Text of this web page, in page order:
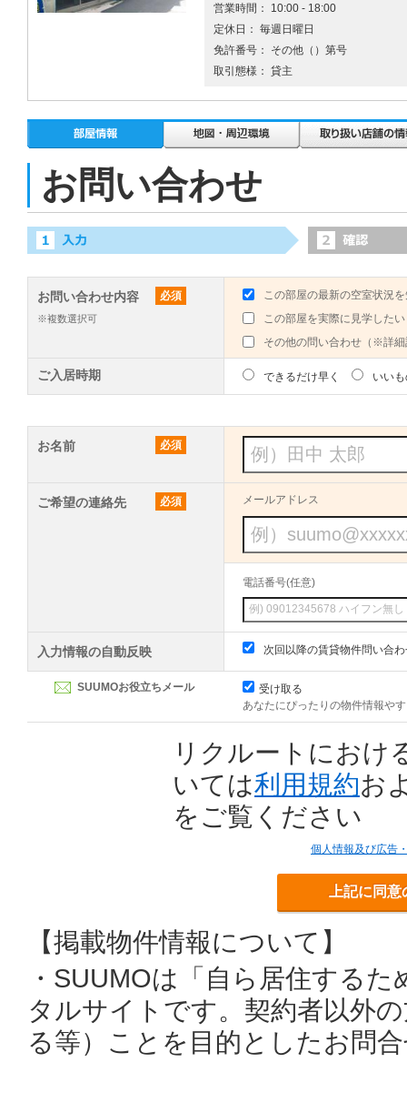
営業時間： 10:00 - 18:00
定休日： 毎週日曜日
免許番号： その他（）第号
取引態様： 貸主
お問い合わせ
お問い合わせ内容 必須
※複数選択可
この部屋の最新の空室状況
この部屋を実際に見学したい
その他の問い合わせ（※詳
ご入居時期 できるだけ早く いい
お名前 必須
ご希望の連絡先 必須 メールアドレス
電話番号(任意)
入力情報の自動反映 次回以降の賃貸物件問い合
SUUMOお役立ちメール
受け取る
あなたにぴったりの物件情報や
リクルートにおけ
いては利用規約お
をご覧ください
個人情報及び広告
上記に同
【掲載物件情報について】
・SUUMOは「自ら居住する
タルサイトです。契約者以外
る等）ことを目的としたお問